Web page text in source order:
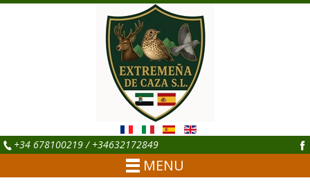
+34 678100219 / +34632172849
MENU